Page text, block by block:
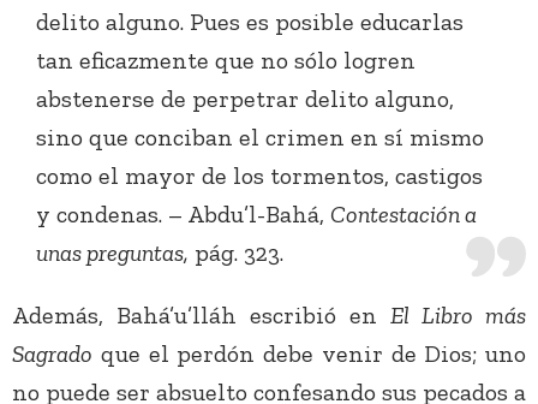
delito alguno. Pues es posible educarlas
tan eficazmente que no sólo logren
abstenerse de perpetrar delito alguno,
sino que conciban el crimen en sí mismo
como el mayor de los tormentos, castigos
y condenas. – Abdu’l-Bahá, Contestación a
unas preguntas, pág. 323.
Además, Bahá’u’lláh escribió en El Libro más
Sagrado que el perdón debe venir de Dios; uno
no puede ser absuelto confesando sus pecados a